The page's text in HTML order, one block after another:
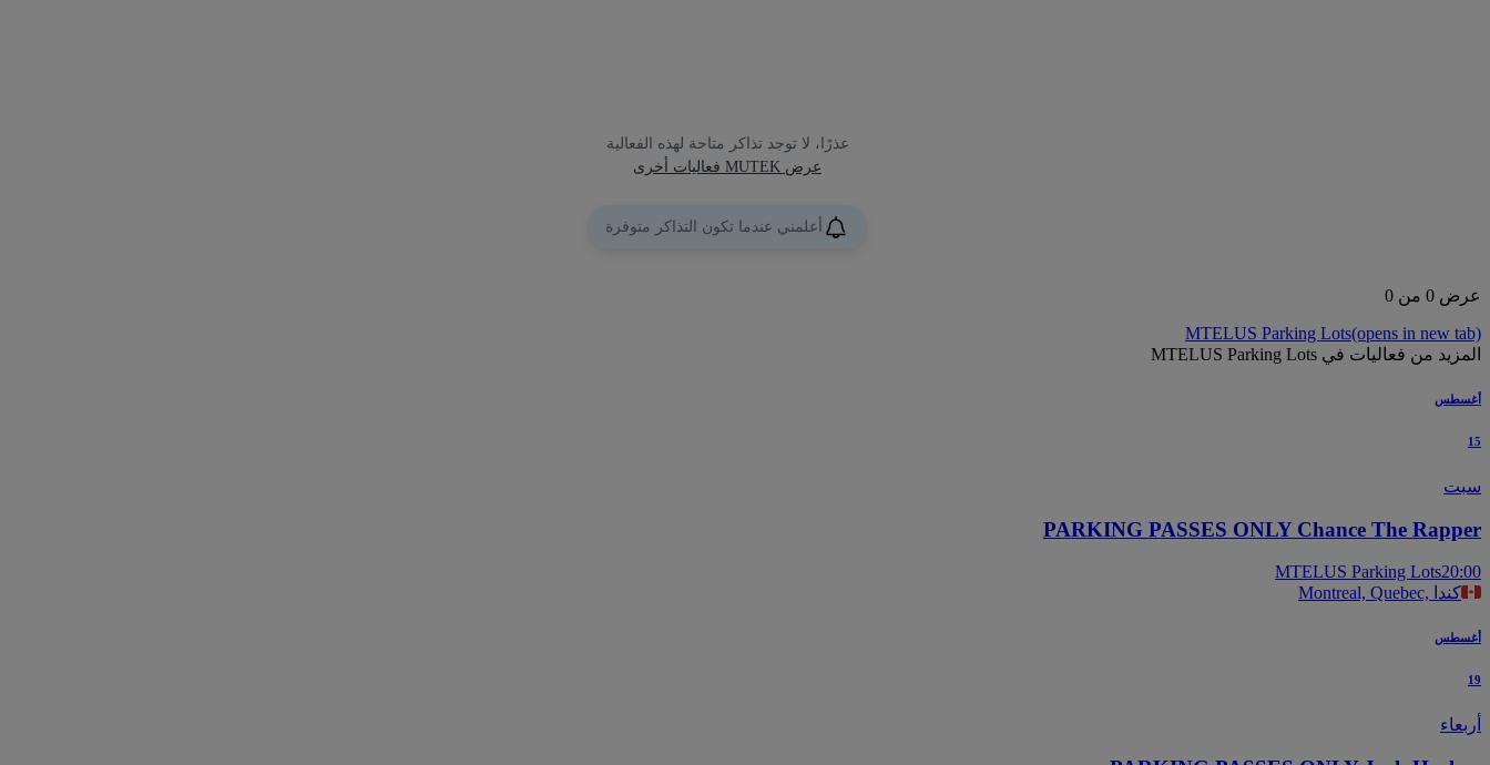
عذرًا، لا توجد تذاكر متاحة لهذه الفعالية
عرض MUTEK فعاليات أخرى
أعلمني عندما تكون التذاكر متوفرة
عرض 0 من 0
MTELUS Parking Lots(opens in new tab)
المزيد من فعاليات في MTELUS Parking Lots
أغسطس
15
سبت
PARKING PASSES ONLY Chance The Rapper
20:00
MTELUS Parking Lots
Montreal, Quebec, كندا
أغسطس
19
أربعاء